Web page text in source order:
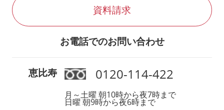
資料請求
お電話でのお問い合わせ
恵比寿 0120-114-422
月～土曜 朝10時から夜7時まで
日曜 朝9時から夜6時まで